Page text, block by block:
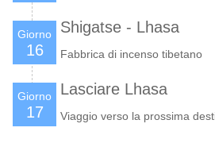
Giorno
16
Shigatse - Lhasa
Fabbrica di incenso tibetano
Giorno
17
Lasciare Lhasa
Viaggio verso la prossima